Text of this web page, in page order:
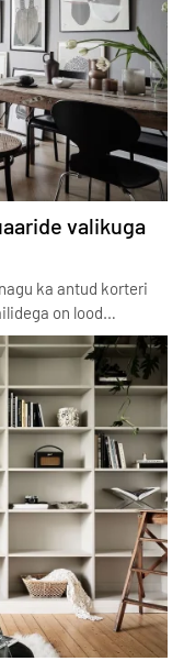
valikuga
ka antud korteri
on lood…